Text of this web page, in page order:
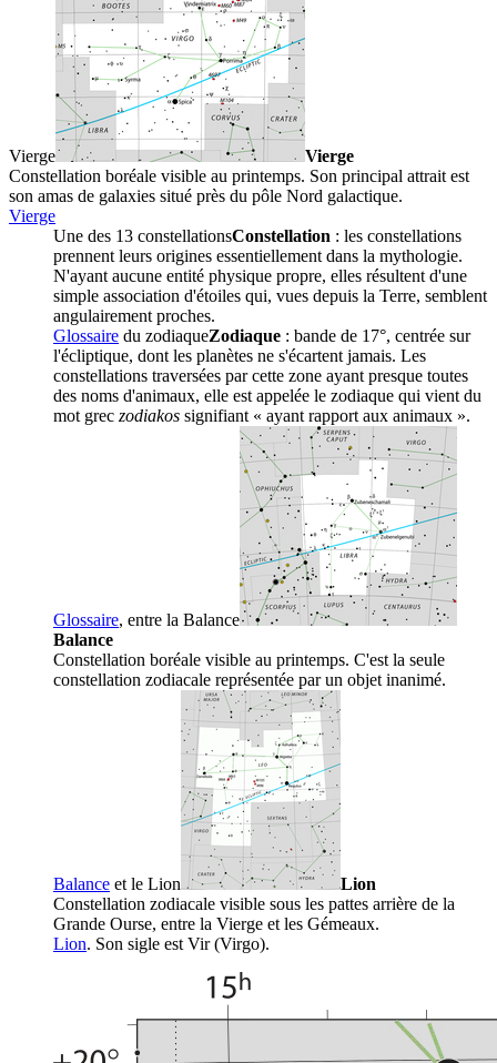
Vierge
Vierge
Constellation boréale visible au printemps. Son principal attrait est
son amas de galaxies situé près du pôle Nord galactique.
Vierge
Une des 13 constellationsConstellation : les constellations
prennent leurs origines essentiellement dans la mythologie.
N'ayant aucune entité physique propre, elles résultent d'une
simple association d'étoiles qui, vues depuis la Terre, semblent
angulairement proches.
Glossaire du zodiaqueZodiaque : bande de 17°, centrée sur
l'écliptique, dont les planètes ne s'écartent jamais. Les
constellations traversées par cette zone ayant presque toutes
des noms d'animaux, elle est appelée le zodiaque qui vient du
mot grec zodiakos signifiant « ayant rapport aux animaux ».
Glossaire, entre la Balance
Balance
Constellation boréale visible au printemps. C'est la seule
constellation zodiacale représentée par un objet inanimé.
Balance et le Lion
Lion
Constellation zodiacale visible sous les pattes arrière de la
Grande Ourse, entre la Vierge et les Gémeaux.
Lion. Son sigle est Vir (Virgo).